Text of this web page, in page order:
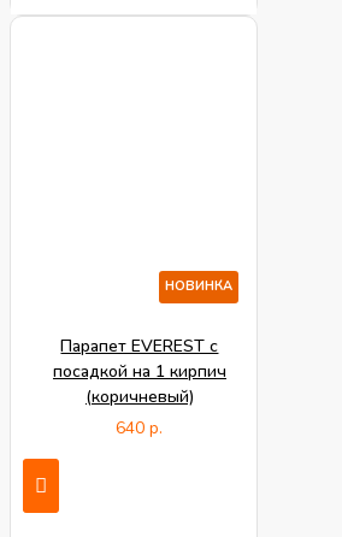
НОВИНКА
Парапет EVEREST с
посадкой на 1 кирпич
(коричневый)
640 р.